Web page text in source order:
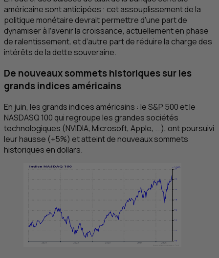
américaine sont anticipées : cet assouplissement de la
politique monétaire devrait permettre d’une part de
dynamiser à l’avenir la croissance, actuellement en phase
de ralentissement, et d’autre part de réduire la charge des
intérêts de la dette souveraine.
De nouveaux sommets historiques sur les
grands indices américains
En juin, les grands indices américains : leS&P 500 et le
NASDASQ 100 qui regroupe les grandes sociétés
technologiques (NVIDIA, Microsoft, Apple, ...), ont poursuivi
leur hausse (+5%) et atteint de nouveaux sommets
historiques en dollars.